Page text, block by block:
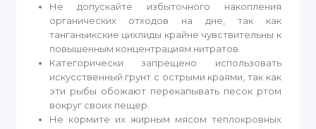
Не допускайте избыточного накопления
органических отходов на дне, так как
танганьикские цихлиды крайне чувствительны к
повышенным концентрациям нитратов.
Категорически запрещено использовать
искусственный грунт с острыми краями, так как
эти рыбы обожают перекапывать песок ртом
вокруг своих пещер.
Не кормите их жирным мясом теплокровных